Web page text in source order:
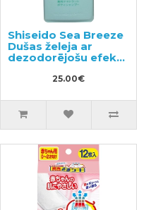
Shiseido Sea Breeze
Dušas želeja ar
dezodorējošu efektu
25.00€